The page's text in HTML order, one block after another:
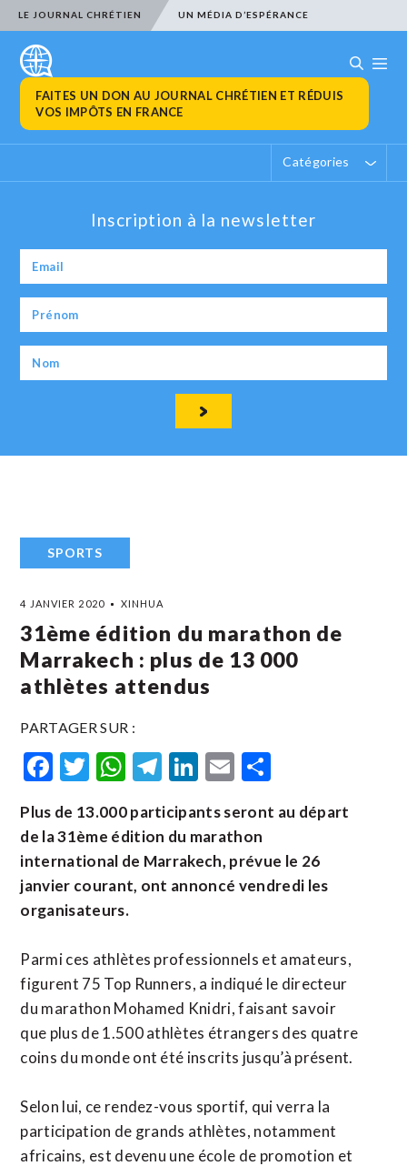
LE JOURNAL CHRÉTIEN UN MÉDIA D’ESPÉRANCE
FAITES UN DON AU JOURNAL CHRÉTIEN ET RÉDUIS
VOS IMPÔTS EN FRANCE
Catégories
Inscription à la newsletter
SPORTS
4 JANVIER 2020 XINHUA
31ème édition du marathon de
Marrakech : plus de 13 000
athlètes attendus
PARTAGER SUR :
Facebook
Twitter
WhatsApp
Telegram
LinkedIn
Email
Plus de 13.000 participants seront au départ
de la 31ème édition du marathon
international de Marrakech, prévue le 26
janvier courant, ont annoncé vendredi les
organisateurs.
Parmi ces athlètes professionnels et amateurs,
figurent 75 Top Runners, a indiqué le directeur
du marathon Mohamed Knidri, faisant savoir
que plus de 1.500 athlètes étrangers des quatre
coins du monde ont été inscrits jusqu’à présent.
Selon lui, ce rendez-vous sportif, qui verra la
participation de grands athlètes, notamment
africains, est devenu une école de promotion et